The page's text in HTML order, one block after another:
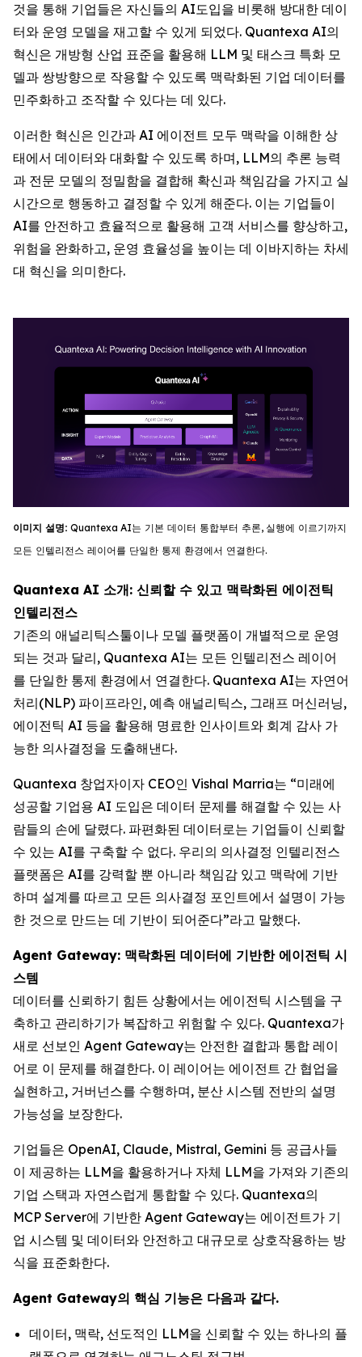
것을 통해 기업들은 자신들의 AI도입을 비롯해 방대한 데이
터와 운영 모델을 재고할 수 있게 되었다. Quantexa AI의
혁신은 개방형 산업 표준을 활용해 LLM 및 태스크 특화 모
델과 쌍방향으로 작용할 수 있도록 맥락화된 기업 데이터를
민주화하고 조작할 수 있다는 데 있다.
이러한 혁신은 인간과 AI 에이전트 모두 맥락을 이해한 상
태에서 데이터와 대화할 수 있도록 하며, LLM의 추론 능력
과 전문 모델의 정밀함을 결합해 확신과 책임감을 가지고 실
시간으로 행동하고 결정할 수 있게 해준다. 이는 기업들이
AI를 안전하고 효율적으로 활용해 고객 서비스를 향상하고,
위험을 완화하고, 운영 효율성을 높이는 데 이바지하는 차세
대 혁신을 의미한다.
이미지 설명: Quantexa AI는 기본 데이터 통합부터 추론, 실행에 이르기까지
모든 인텔리전스 레이어를 단일한 통제 환경에서 연결한다.
Quantexa AI 소개: 신뢰할 수 있고 맥락화된 에이전틱
인텔리전스
기존의 애널리틱스툴이나 모델 플랫폼이 개별적으로 운영
되는 것과 달리, Quantexa AI는 모든 인텔리전스 레이어
를 단일한 통제 환경에서 연결한다. Quantexa AI는 자연어
처리(NLP) 파이프라인, 예측 애널리틱스, 그래프 머신러닝,
에이전틱 AI 등을 활용해 명료한 인사이트와 회계 감사 가
능한 의사결정을 도출해낸다.
Quantexa 창업자이자 CEO인 Vishal Marria는 “미래에
성공할 기업용 AI 도입은 데이터 문제를 해결할 수 있는 사
람들의 손에 달렸다. 파편화된 데이터로는 기업들이 신뢰할
수 있는 AI를 구축할 수 없다. 우리의 의사결정 인텔리전스
플랫폼은 AI를 강력할 뿐 아니라 책임감 있고 맥락에 기반
하며 설계를 따르고 모든 의사결정 포인트에서 설명이 가능
한 것으로 만드는 데 기반이 되어준다”라고 말했다.
Agent Gateway: 맥락화된 데이터에 기반한 에이전틱 시
스템
데이터를 신뢰하기 힘든 상황에서는 에이전틱 시스템을 구
축하고 관리하기가 복잡하고 위험할 수 있다. Quantexa가
새로 선보인 Agent Gateway는 안전한 결합과 통합 레이
어로 이 문제를 해결한다. 이 레이어는 에이전트 간 협업을
실현하고, 거버넌스를 수행하며, 분산 시스템 전반의 설명
가능성을 보장한다.
기업들은 OpenAI, Claude, Mistral, Gemini 등 공급사들
이 제공하는 LLM을 활용하거나 자체 LLM을 가져와 기존의
기업 스택과 자연스럽게 통합할 수 있다. Quantexa의
MCP Server에 기반한 Agent Gateway는 에이전트가 기
업 시스템 및 데이터와 안전하고 대규모로 상호작용하는 방
식을 표준화한다.
Agent Gateway의 핵심 기능은 다음과 같다.
데이터, 맥락, 선도적인 LLM을 신뢰할 수 있는 하나의 플